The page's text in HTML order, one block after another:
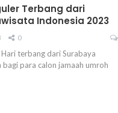
Terbang dari
Indonesia 2023
0
terbang dari Surabaya
para calon jamaah umroh